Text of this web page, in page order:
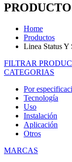
Home
Productos
Linea Status Y
FILTRAR
CATEGORIAS
Por
Tecnología
Uso
Instalación
Aplicación
Otros
MARCAS